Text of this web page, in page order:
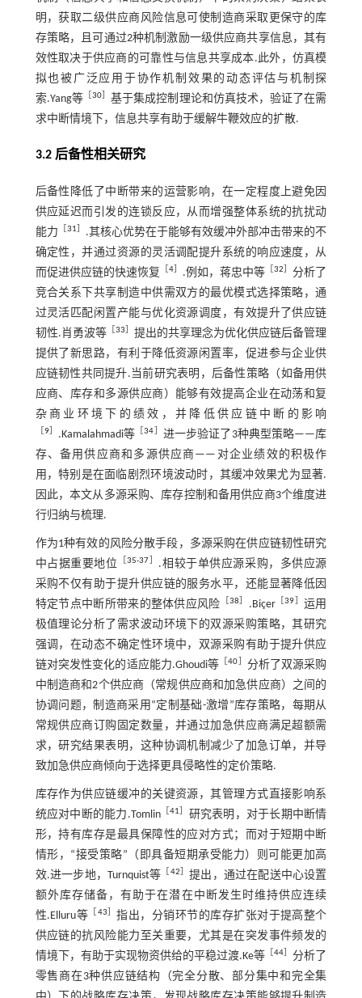
明，获取二级供应商风险信息可使制造商采取更保守的库
存策略，且可通过2种机制激励一级供应商共享信息，其有
效性取决于供应商的可靠性与信息共享成本.此外，仿真模
拟也被广泛应用于协作机制效果的动态评估与机制探
索.Yang等［ 30］ 基于集成控制理论和仿真技术，验证了在需
求中断情境下，信息共享有助于缓解牛鞭效应的扩散.
3.2 后备性相关研究
后备性降低了中断带来的运营影响，在一定程度上避免因
供应延迟而引发的连锁反应，从而增强整体系统的抗扰动
能力
31
.其核心优势在于能够有效缓冲外部冲击带来的不
确定性，并通过资源的灵活调配提升系统的响应速度，从
而促进供应链的快速恢复
4］ .例如，蒋忠中等 ［32 ］分析了
竞合关系下共享制造中供需双方的最优模式选择策略，通
过灵活匹配闲置产能与优化资源调度，有效提升了供应链
韧性.肖勇波等［ 33
提出的共享理念为优化供应链后备管理
提供了新思路，有利于降低资源闲置率，促进参与企业供
应链韧性共同提升.当前研究表明，后备性策略（如备用供
应商、库存和多源供应商）能够有效提高企业在动荡和复
杂商业环境下的绩效，并降低供应链中断的影响
9］ .Kamalahmadi等 ［34
进一步验证了3种典型策略——库
存、备用供应商和多源供应商——对企业绩效的积极作
用，特别是在面临剧烈环境波动时，其缓冲效果尤为显著.
因此，本文从多源采购、库存控制和备用供应商3个维度进
行归纳与梳理.
作为1种有效的风险分散手段，多源采购在供应链韧性研究
中占据重要地位
［35-37
.相较于单供应源采购，多供应源
采购不仅有助于提升供应链的服务水平，还能显著降低因
特定节点中断所带来的整体供应风险 ［38 .Biçer［39 ］运用
极值理论分析了需求波动环境下的双源采购策略，其研究
强调，在动态不确定性环境中，双源采购有助于提升供应
链对突发性变化的适应能力.Ghoudi等 ［40
分析了双源采购
中制造商和2个供应商（常规供应商和加急供应商）之间的
协调问题，制造商采用“定制基础-激增”库存策略，每期从
常规供应商订购固定数量，并通过加急供应商满足超额需
求，研究结果表明，这种协调机制减少了加急订单，并导
致加急供应商倾向于选择更具侵略性的定价策略.
库存作为供应链缓冲的关键资源，其管理方式直接影响系
统应对中断的能力.Tomlin［41
研究表明，对于长期中断情
形，持有库存是最具保障性的应对方式；而对于短期中断
情形，“接受策略”（即具备短期承受能力）则可能更加高
效.进一步地，Turnquist等
42 ］提出，通过在配送中心设置
额外库存储备，有助于在潜在中断发生时维持供应连续
性.Elluru等
43 ］指出，分销环节的库存扩张对于提高整个
供应链的抗风险能力至关重要，尤其是在突发事件频发的
情境下，有助于实现物资供给的平稳过渡.Ke等 ［44 ］分析了
零售商在3种供应链结构（完全分散、部分集中和完全集